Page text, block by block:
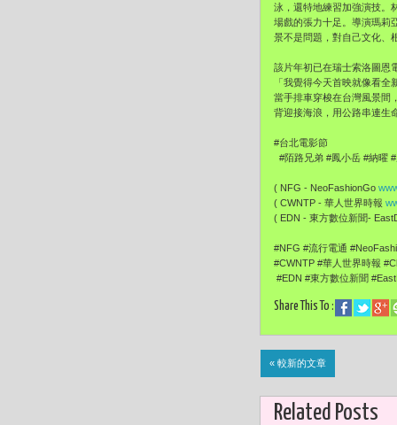
泳，還特地練習加強演技。
場戲的張力十足。導演瑪莉
景不是問題，對自己文化、
該片年初已在瑞士索洛圖恩
「我覺得今天首映就像看
當手排車穿梭在台灣風景間
背迎接海浪，用公路串連生
#台北電影節
#陌路兄弟 #鳳小岳 #納曜
( NFG - NeoFashionGo
( CWNTP - 華人世界時報
( EDN - 東方數位新聞-
#NFG #流行電通
#CWNTP #華人世界時報
#EDN #東方數位新聞
Share This To :
« 較新的文章
Related Posts